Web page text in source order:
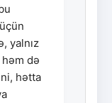
yalnız
də
hətta